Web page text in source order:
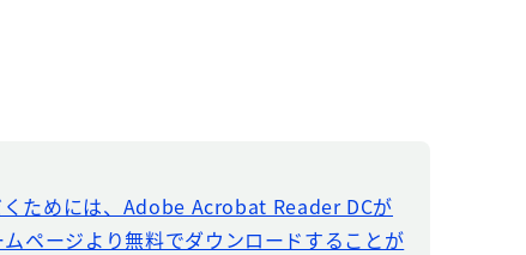
ためには、Adobe Acrobat Reader DCが
ページより無料でダウンロードすることが